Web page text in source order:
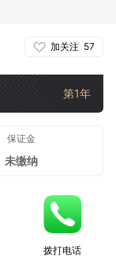
加关注 57
第1年
保证金
未缴纳
拨打电话